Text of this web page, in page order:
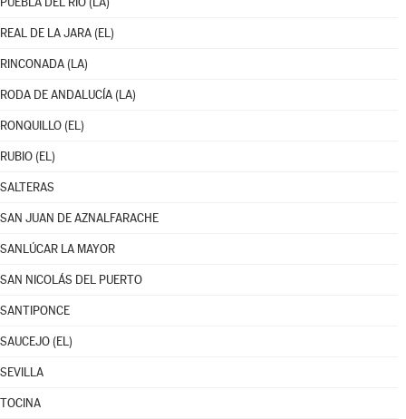
REAL DE LA JARA (EL)
RINCONADA (LA)
RODA DE ANDALUCÍA (LA)
RONQUILLO (EL)
RUBIO (EL)
SALTERAS
SAN JUAN DE AZNALFARACHE
SANLÚCAR LA MAYOR
SAN NICOLÁS DEL PUERTO
SANTIPONCE
SAUCEJO (EL)
SEVILLA
TOCINA